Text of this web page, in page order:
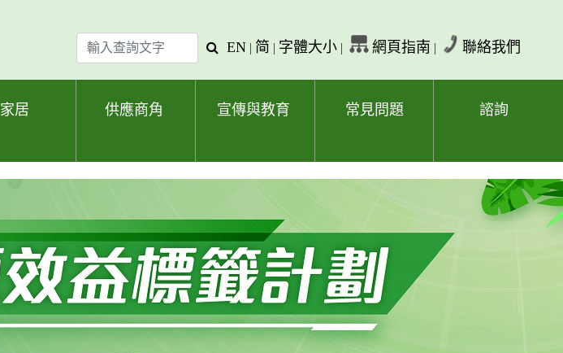
輸
入
查
查
字
EN | 简 | 字體大小 | 網頁指南 | 聯絡我們
家居 供應商角 宣傳與教育 常見問題 諮詢